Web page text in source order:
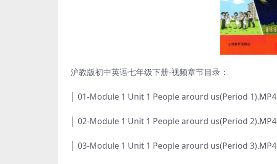
沪教版初中英语七年级下册-视频章节目录：
│ 01-Module 1 Unit 1 People arourd us(Period 1).MP4
│ 02-Module 1 Unit 1 People arourd us(Period 2).MP4
│ 03-Module 1 Unit 1 People arourd us(Period 3).MP4